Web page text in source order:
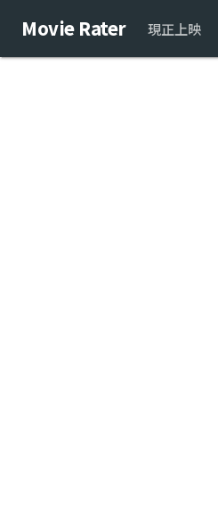
Movie Rater 現正上映